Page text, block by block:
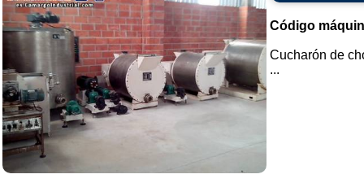
Código
Cucharón de
...